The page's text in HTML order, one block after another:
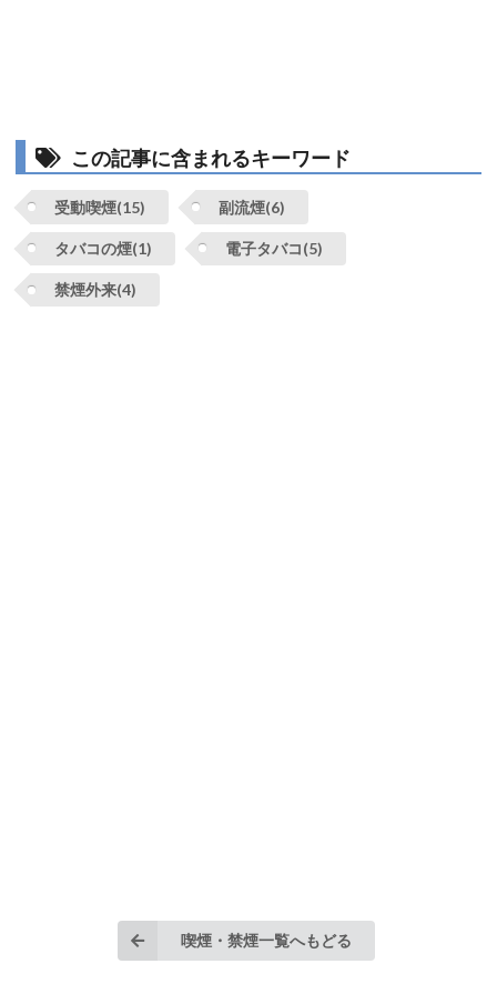
この記事に含まれるキーワード
受動喫煙(15) 副流煙(6)
タバコの煙(1) 電子タバコ(5)
禁煙外来(4)
喫煙・禁煙一覧へもどる